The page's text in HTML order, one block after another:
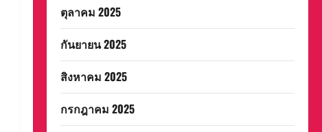
ตุลาคม 2025
กันยายน 2025
สิงหาคม 2025
กรกฎาคม 2025